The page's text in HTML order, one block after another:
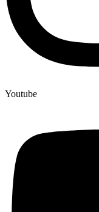
Youtube